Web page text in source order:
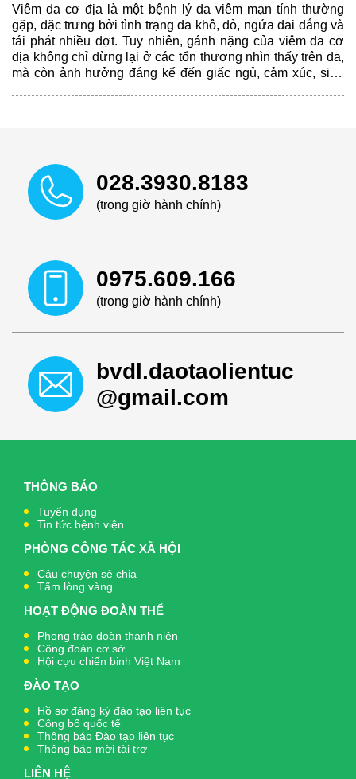
Viêm da cơ địa là một bệnh lý da viêm mạn tính thường
gặp, đặc trưng bởi tình trạng da khô, đỏ, ngứa dai dẳng và
tái phát nhiều đợt. Tuy nhiên, gánh nặng của viêm da cơ
địa không chỉ dừng lại ở các tổn thương nhìn thấy trên da,
mà còn ảnh hưởng đáng kể đến giấc ngủ, cảm xúc, sinh
028.3930.8183
(trong giờ hành chính)
0975.609.166
(trong giờ hành chính)
bvdl.daotaolientuc
@gmail.com
THÔNG BÁO
Tuyển dụng
Tin tức bệnh viện
PHÒNG CÔNG TÁC XÃ HỘI
Câu chuyện sẻ chia
Tấm lòng vàng
HOẠT ĐỘNG ĐOÀN THỂ
Phong trào đoàn thanh niên
Công đoàn cơ sở
Hội cựu chiến binh Việt Nam
ĐÀO TẠO
Hồ sơ đăng ký đào tạo liên tục
Công bố quốc tế
Thông báo Đào tạo liên tục
Thông báo mời tài trợ
LIÊN HỆ